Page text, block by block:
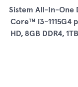
Sistem All-In-One
Core™ i3-1115G4
HD, 8GB DDR4,